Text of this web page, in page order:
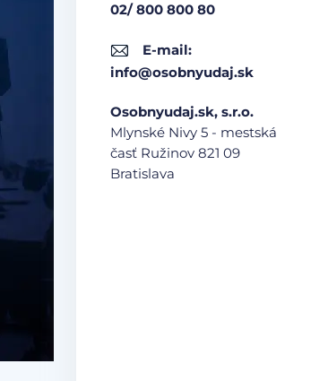
02/ 800 800 80
E-mail:
info@osobnyudaj.sk
Osobnyudaj.sk, s.r.o.
Mlynské Nivy 5 - mestská
časť Ružinov 821 09
Bratislava